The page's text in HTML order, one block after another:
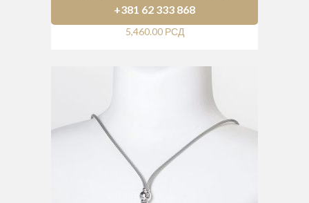
+381 62 333 868
5,460.00 РСД